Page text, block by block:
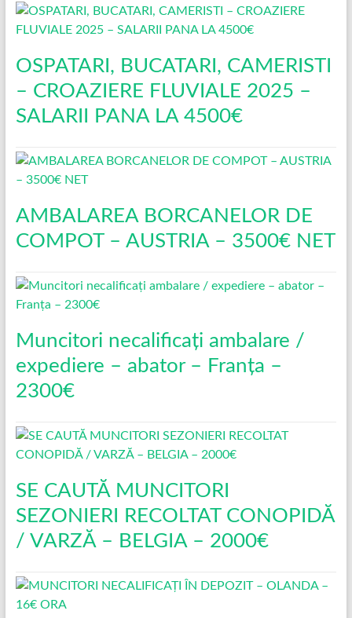
OSPATARI, BUCATARI, CAMERISTI
– CROAZIERE FLUVIALE 2025 –
SALARII PANA LA 4500€
AMBALAREA BORCANELOR DE
COMPOT – AUSTRIA – 3500€ NET
Muncitori necalificați ambalare /
expediere – abator – Franța –
2300€
SE CAUTĂ MUNCITORI
SEZONIERI RECOLTAT CONOPIDĂ
/ VARZĂ – BELGIA – 2000€